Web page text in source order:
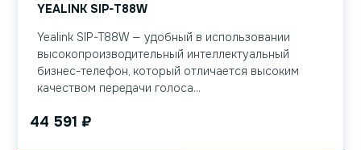
YEALINK SIP-T88W
Yealink SIP-T88W — удобный в использовании
высокопроизводительный интеллектуальный
бизнес-телефон, который отличается высоким
качеством передачи голоса...
44 591 ₽